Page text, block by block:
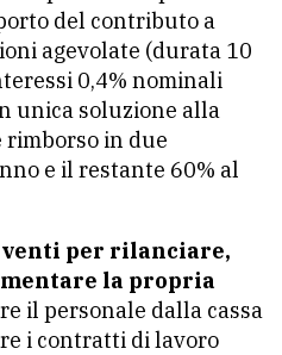
del contributo a
agevolate (durata 10
0,4% nominali
unica soluzione alla
rimborso in due
e il restante 60% al
per rilanciare,
la propria
il personale dalla cassa
i contratti di lavoro